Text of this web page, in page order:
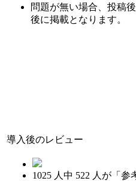
問題が無い場合、投稿
後に掲載となります。
導入後のレビュー
1025 人中 522 人が「参